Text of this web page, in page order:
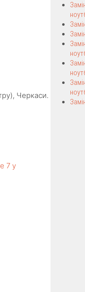
Черкаси.
7 у